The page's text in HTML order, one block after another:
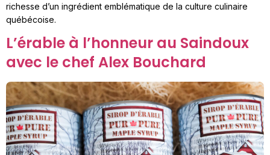
richesse d’un ingrédient emblématique de la culture culinaire
québécoise.
L’érable à l’honneur au Saindoux
avec le chef Alex Bouchard